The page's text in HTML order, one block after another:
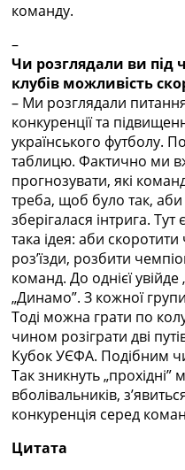
команду.
–
Чи розглядали ви під
клубів можливість
– Ми розглядали
конкуренції та
українського футболу.
таблицю. Фактично ми
прогнозувати, які
треба, щоб було так,
зберігалася інтрига. Тут
така ідея: аби скоротити
роз’їзди, розбити
команд. До однієї
„Динамо”. З кожної
Тоді можна грати по
чином розіграти дві
Кубок УЄФА. Подібним
Так зникнуть „прохідні”
вболівальників,
конкуренція серед
Цитата